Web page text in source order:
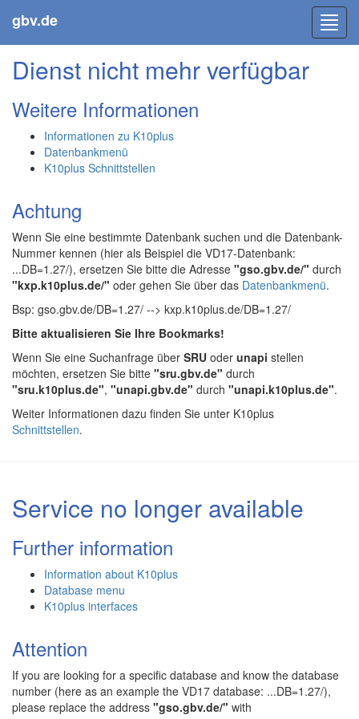
gbv.de
Dienst nicht mehr verfügbar
Weitere Informationen
Informationen zu K10plus
Datenbankmenü
K10plus Schnittstellen
Achtung
Wenn Sie eine bestimmte Datenbank suchen und die Datenbank-
Nummer kennen (hier als Beispiel die VD17-Datenbank:
...DB=1.27/), ersetzen Sie bitte die Adresse "gso.gbv.de/" durch
"kxp.k10plus.de/" oder gehen Sie über das Datenbankmenü.
Bsp: gso.gbv.de/DB=1.27/ --> kxp.k10plus.de/DB=1.27/
Bitte aktualisieren Sie Ihre Bookmarks!
Wenn Sie eine Suchanfrage über SRU oder unapi stellen
möchten, ersetzen Sie bitte "sru.gbv.de" durch
"sru.k10plus.de", "unapi.gbv.de" durch "unapi.k10plus.de".
Weiter Informationen dazu finden Sie unter K10plus
Schnittstellen.
Service no longer available
Further information
Information about K10plus
Database menu
K10plus interfaces
Attention
If you are looking for a specific database and know the database
number (here as an example the VD17 database: ...DB=1.27/),
please replace the address "gso.gbv.de/" with